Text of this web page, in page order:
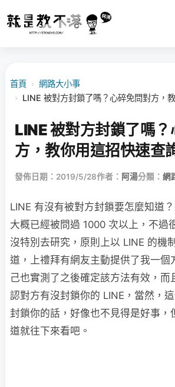
首頁 › 網路大小事
› LINE 被對方封鎖了嗎？心碎免問對方，
LINE 被對方封鎖了嗎
方，教你用這招快速查
發佈日期：2019/5/28作者： 阿湯分類： 網
LINE 有沒有被對方封鎖要怎麼知道
大概已經被問過 1000 次以上，不過
沒特別去研究，原則上以 LINE 的機
道，上禮拜有網友主動提供了我一個
己也實測了之後確定該方法有效，而
認對方有沒封鎖你的 LINE，當然，
封鎖你的話，好像也不見得是好事，
道就往下來看吧。